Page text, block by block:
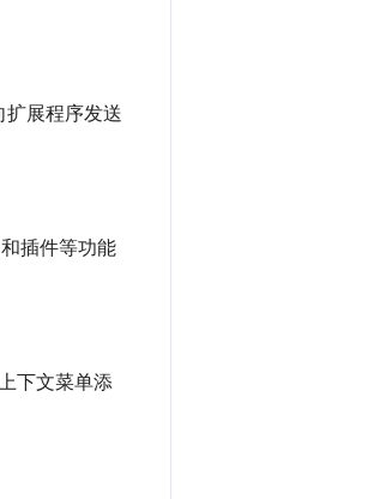
展程序发送
插件等功能
下文菜单添